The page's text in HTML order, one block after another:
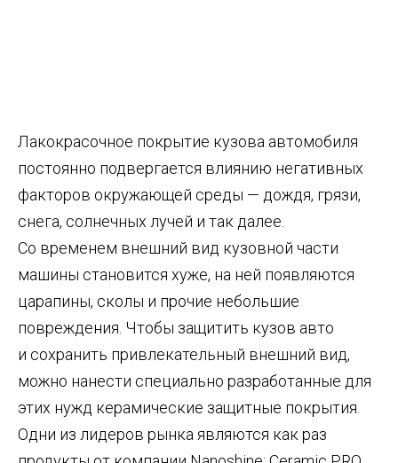
Лакокрасочное покрытие кузова автомобиля
постоянно подвергается влиянию негативных
факторов окружающей среды — дождя, грязи,
снега, солнечных лучей и так далее.
Со временем внешний вид кузовной части
машины становится хуже, на ней появляются
царапины, сколы и прочие небольшие
повреждения. Чтобы защитить кузов авто
и сохранить привлекательный внешний вид,
можно нанести специально разработанные для
этих нужд керамические защитные покрытия.
Одни из лидеров рынка являются как раз